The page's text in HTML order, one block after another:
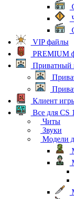
VIP файлы
PREMIUM
Приватный
Клиент
Все для CS
Читы
Звуки
Модели